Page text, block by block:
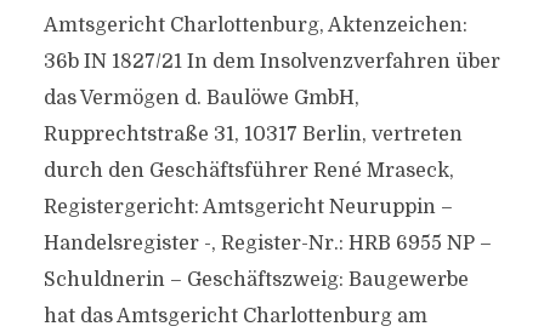
Amtsgericht Charlottenburg, Aktenzeichen:
36b IN 1827/21 In dem Insolvenzverfahren über
das Vermögen d. Baulöwe GmbH,
Rupprechtstraße 31, 10317 Berlin, vertreten
durch den Geschäftsführer René Mraseck,
Registergericht: Amtsgericht Neuruppin –
Handelsregister -, Register-Nr.: HRB 6955 NP –
Schuldnerin – Geschäftszweig: Baugewerbe
hat das Amtsgericht Charlottenburg am